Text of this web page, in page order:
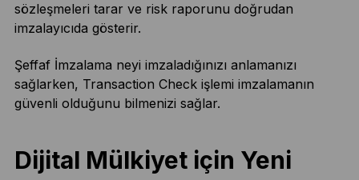
sözleşmeleri tarar ve risk raporunu doğrudan
imzalayıcıda gösterir.
Şeffaf İmzalama neyi imzaladığınızı anlamanızı
sağlarken, Transaction Check işlemi imzalamanın
güvenli olduğunu bilmenizi sağlar.
Dijital Mülkiyet için Yeni